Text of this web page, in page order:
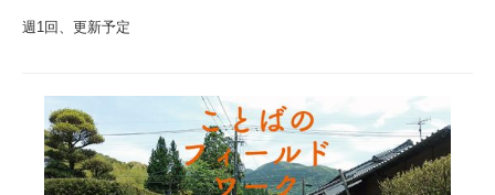
週1回、更新予定